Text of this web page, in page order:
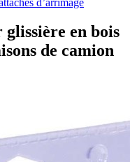
en bois
de camion